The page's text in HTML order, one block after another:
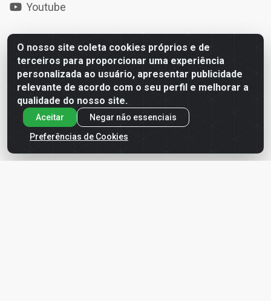
O nosso site coleta cookies próprios e de
terceiros para proporcionar uma experiência
personalizada ao usuário, apresentar publicidade
relevante de acordo com o seu perfil e melhorar a
qualidade do nosso site.
Aceitar
Negar não essenciais
Preferências de Cookies
Youtube
Site Seguro
Formas de Pagamento